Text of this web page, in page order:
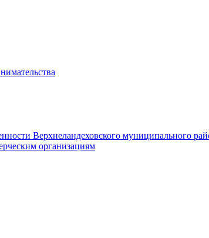
Верхнеландеховского муниципального
организациям